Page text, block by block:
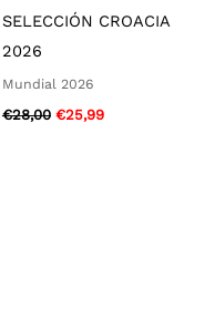
SELECCIÓN CROACIA
2026
Mundial 2026
€28,00 €25,99